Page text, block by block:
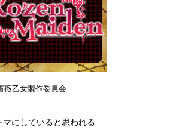
薇乙女製作委員会
にしていると思われる